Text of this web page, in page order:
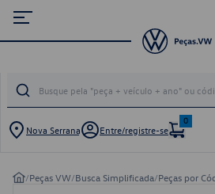
Nova Serrana Entre/registre-se
0
/Peças VW/Busca Simplificada/Peças por